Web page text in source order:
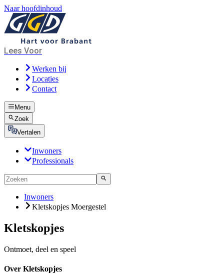
Naar hoofdinhoud
Lees Voor
Werken bij
Locaties
Contact
Menu
Zoek
Vertalen
Inwoners
Professionals
Inwoners
Kletskopjes Moergestel
Kletskopjes
Ontmoet, deel en speel
Over Kletskopjes